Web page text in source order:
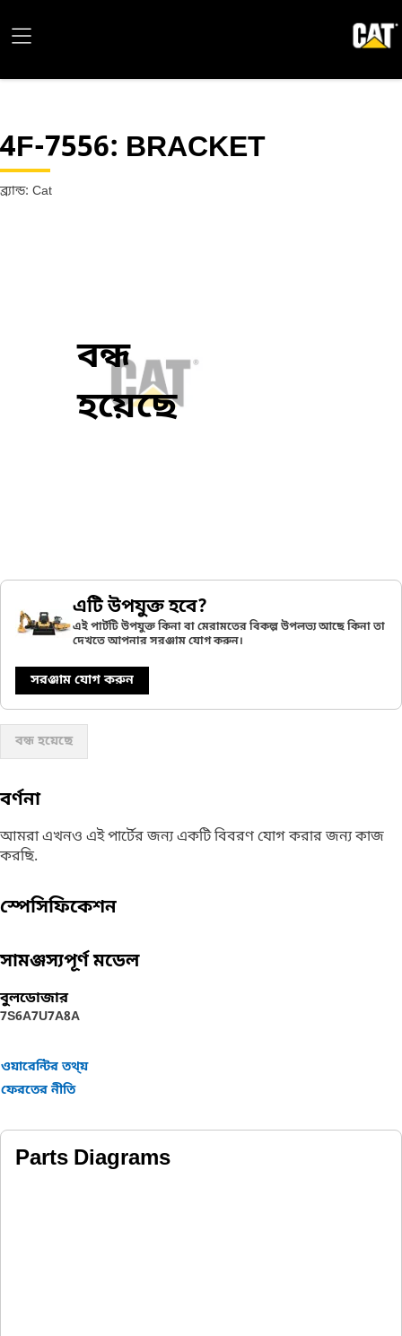
4F-7556: BRACKET
ব্র্যান্ড: Cat
বন্ধ
হয়েছে
এটি উপযুক্ত হবে?
এই পার্টটি উপযুক্ত কিনা বা মেরামতের বিকল্প উপলভ্য আছে কিনা তা
দেখতে আপনার সরঞ্জাম যোগ করুন।
সরঞ্জাম যোগ করুন
বন্ধ হয়েছে
বর্ণনা
আমরা এখনও এই পার্টের জন্য একটি বিবরণ যোগ করার জন্য কাজ
করছি.
স্পেসিফিকেশন
সামঞ্জস্যপূর্ণ মডেল
বুলডোজার
7S6A7U7A8A
ওয়ারেন্টির তথ্য়
ফেরতের নীতি
Parts Diagrams